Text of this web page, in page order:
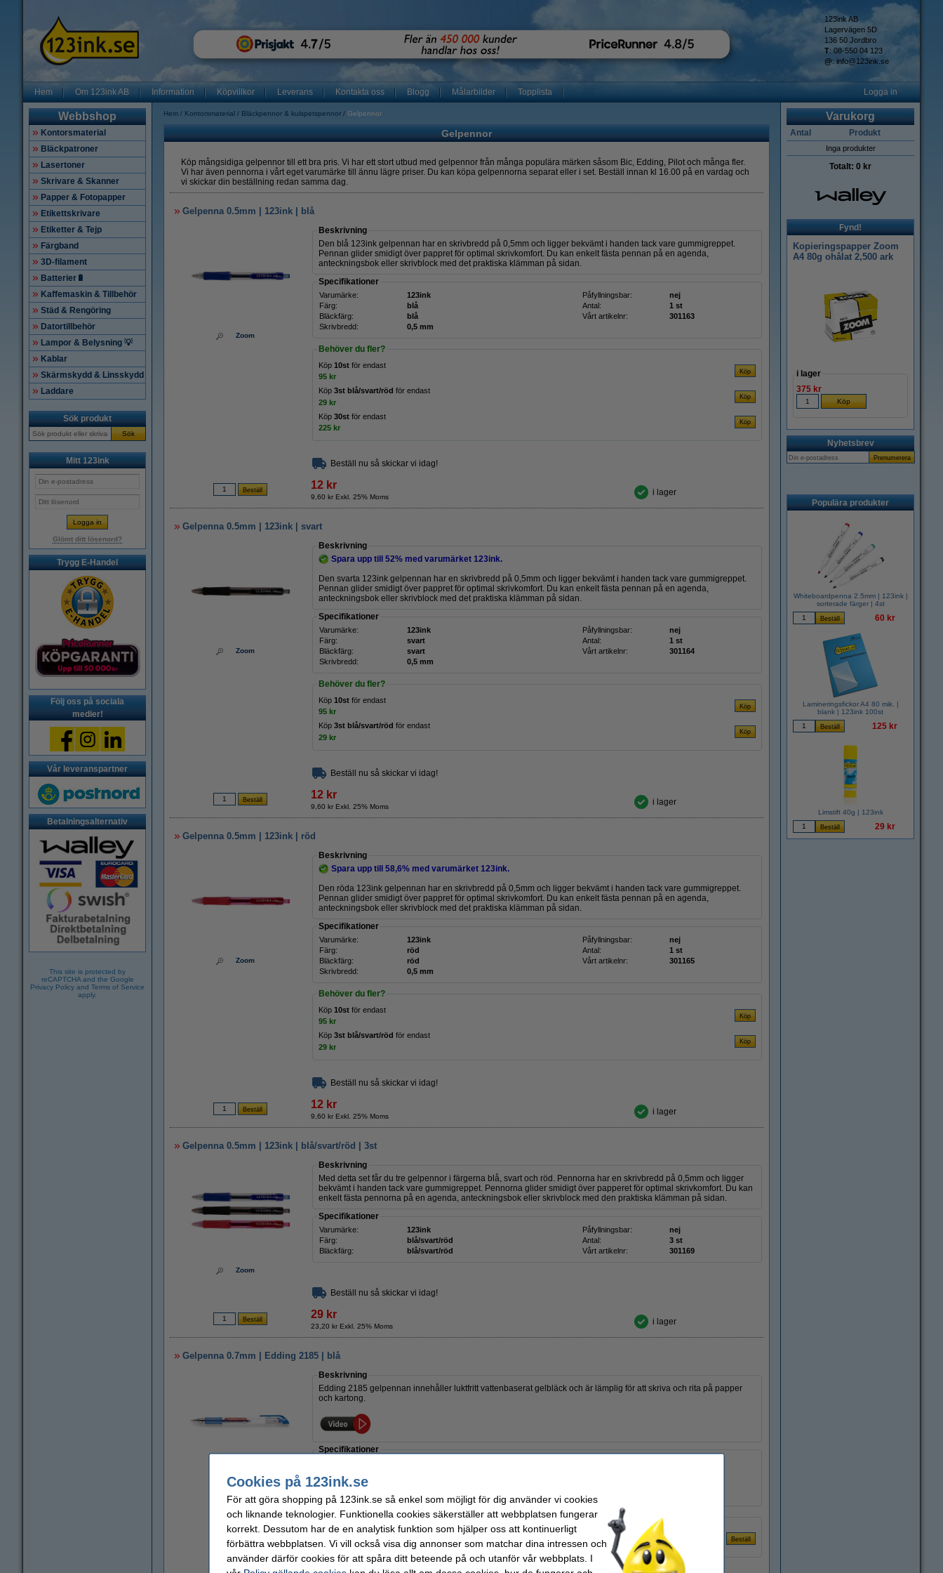
123ink AB
Lagervägen 5D
136 50 Jordbro
T: 08-550 04 123
@: info@123ink.se
Hem Om 123ink AB Information Köpvillkor Leverans Kontakta oss Blogg Målarbilder Topplista Logga in
Webbshop
Kontorsmaterial
Bläckpatroner
Lasertoner
Skrivare & Skanner
Papper & Fotopapper
Etikettskrivare
Etiketter & Tejp
Färgband
3D-filament
Batterier🔋
Kaffemaskin & Tillbehör
Städ & Rengöring
Datortillbehör
Lampor & Belysning 💡
Kablar
Skärmskydd & Linsskydd
Laddare
Sök produkt
Sök
Mitt 123ink
Glömt ditt lösenord?
Trygg E-Handel
Följ oss på sociala
medier!
Vår leveranspartner
Betalningsalternativ
This site is protected by
reCAPTCHA and the Google
Privacy Policy and Terms of Service
apply.
Hem Kontorsmaterial Bläckpennor & kulspetspennor Gelpennor
Gelpennor
Köp mångsidiga gelpennor till ett bra pris. Vi har ett stort utbud med gelpennor från många populära märken såsom Bic, Edding, Pilot och många fler.
Vi har även pennorna i vårt eget varumärke till ännu lägre priser. Du kan köpa gelpennorna separat eller i set. Beställ innan kl 16.00 på en vardag och
vi skickar din beställning redan samma dag.
Gelpenna 0.5mm | 123ink | blå
Zoom
Beskrivning
Den blå 123ink gelpennan har en skrivbredd på 0,5mm och ligger bekvämt i handen tack vare gummigreppet.
Pennan glider smidigt över pappret för optimal skrivkomfort. Du kan enkelt fästa pennan på en agenda,
anteckningsbok eller skrivblock med det praktiska klämman på sidan.
Specifikationer
Varumärke: 123ink Påfyllningsbar:
nej
Färg:
blå Antal:
1 st
Bläckfärg:
blå Vårt artikelnr:
301163
Skrivbredd:
0,5 mm
Behöver du fler?
Köp 10st för endast
95 kr
Köp 3st blå/svart/röd för endast
29 kr
Köp 30st för endast
225 kr
Beställ nu så skickar vi idag!
12 kr
9,60 kr Exkl. 25% Moms i lager
Gelpenna 0.5mm | 123ink | svart
Zoom
Beskrivning
Spara upp till 52% med varumärket 123ink.
Den svarta 123ink gelpennan har en skrivbredd på 0,5mm och ligger bekvämt i handen tack vare gummigreppet.
Pennan glider smidigt över pappret för optimal skrivkomfort. Du kan enkelt fästa pennan på en agenda,
anteckningsbok eller skrivblock med det praktiska klämman på sidan.
Specifikationer
Varumärke: 123ink Påfyllningsbar:
nej
Färg:
svart Antal:
1 st
Bläckfärg:
svart Vårt artikelnr:
301164
Skrivbredd:
0,5 mm
Behöver du fler?
Köp 10st för endast
95 kr
Köp 3st blå/svart/röd för endast
29 kr
Beställ nu så skickar vi idag!
12 kr
9,60 kr Exkl. 25% Moms i lager
Gelpenna 0.5mm | 123ink | röd
Zoom
Beskrivning
Spara upp till 58,6% med varumärket 123ink.
Den röda 123ink gelpennan har en skrivbredd på 0,5mm och ligger bekvämt i handen tack vare gummigreppet.
Pennan glider smidigt över pappret för optimal skrivkomfort. Du kan enkelt fästa pennan på en agenda,
anteckningsbok eller skrivblock med det praktiska klämman på sidan.
Specifikationer
Varumärke: 123ink Påfyllningsbar:
nej
Färg:
röd Antal:
1 st
Bläckfärg:
röd Vårt artikelnr:
301165
Skrivbredd:
0,5 mm
Behöver du fler?
Köp 10st för endast
95 kr
Köp 3st blå/svart/röd för endast
29 kr
Beställ nu så skickar vi idag!
12 kr
9,60 kr Exkl. 25% Moms i lager
Gelpenna 0.5mm | 123ink | blå/svart/röd | 3st
Zoom
Beskrivning
Med detta set får du tre gelpennor i färgerna blå, svart och röd. Pennorna har en skrivbredd på 0,5mm och ligger
bekvämt i handen tack vare gummigreppet. Pennorna glider smidigt över papperet för optimal skrivkomfort. Du kan
enkelt fästa pennorna på en agenda, anteckningsbok eller skrivblock med den praktiska klämman på sidan.
Specifikationer
Varumärke: 123ink Påfyllningsbar:
nej
Färg:
blå/svart/röd Antal:
3 st
Bläckfärg:
blå/svart/röd Vårt artikelnr: 301169
Beställ nu så skickar vi idag!
29 kr
23,20 kr Exkl. 25% Moms i lager
Gelpenna 0.7mm | Edding 2185 | blå
Zoom
Beskrivning
Edding 2185 gelpennan innehåller luktfritt vattenbaserat gelbläck och är lämplig för att skriva och rita på papper
och kartong.
Specifikationer
Bläckfärg:
Skrivbredd:
0,7 mm
Spara med varumärket 123ink!
Gelpenna 0.5mm | 123ink | blå
12 kr
Varukorg
Antal Produkt
Inga produkter
Totalt: 0 kr
Fynd!
Kopieringspapper Zoom
A4 80g ohålat 2,500 ark
i lager
375 kr
Nyhetsbrev
Populära produkter
Whiteboardpenna 2.5mm | 123ink |
sorterade färger | 4st
60 kr
Lamineringsfickor A4 80 mik. |
blank | 123ink 100st
125 kr
Limstift 40g | 123ink
29 kr
Cookies på 123ink.se
För att göra shopping på 123ink.se så enkel som möjligt för dig använder vi cookies
och liknande teknologier. Funktionella cookies säkerställer att webbplatsen fungerar
korrekt. Dessutom har de en analytisk funktion som hjälper oss att kontinuerligt
förbättra webbplatsen. Vi vill också visa dig annonser som matchar dina intressen och
använder därför cookies för att spåra ditt beteende på och utanför vår webbplats. I